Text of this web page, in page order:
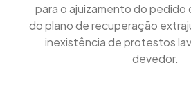
para o ajuizamento do
do plano de recuperação
inexistência de protestos
devedor.